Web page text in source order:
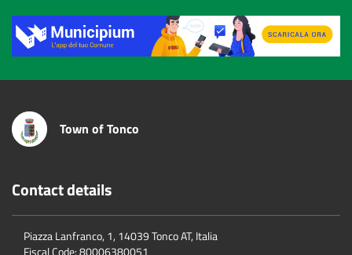
Title
Town of Tonco
Contact details
Piazza Lanfranco, 1, 14039 Tonco AT, Italia
Fiscal Code:80006380051